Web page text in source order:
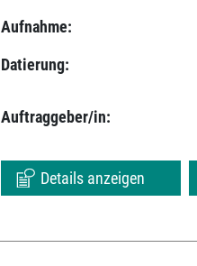
Aufnahme:
Datierung:
Auftraggeber/in:
Details anzeigen